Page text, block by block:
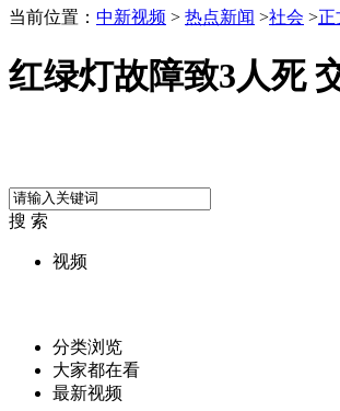
当前位置： 中新视频 > 热点新闻 >社会 >正
红绿灯故障致3人死
搜 索
视频
分类浏览
大家都在看
最新视频